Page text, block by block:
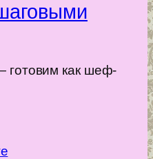
готовим как шеф-